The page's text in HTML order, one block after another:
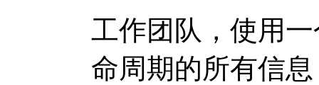
工作团队，使用
命周期的所有信息